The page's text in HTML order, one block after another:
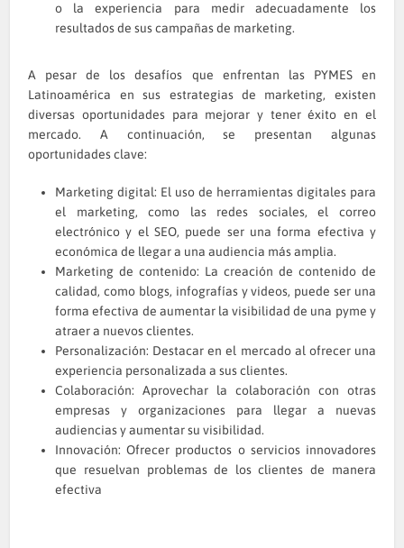
o la experiencia para medir adecuadamente los
resultados de sus campañas de marketing.
A pesar de los desafíos que enfrentan las PYMES en
Latinoamérica en sus estrategias de marketing, existen
diversas oportunidades para mejorar y tener éxito en el
mercado. A continuación, se presentan algunas
oportunidades clave:
Marketing digital: El uso de herramientas digitales para
el marketing, como las redes sociales, el correo
electrónico y el SEO, puede ser una forma efectiva y
económica de llegar a una audiencia más amplia.
Marketing de contenido: La creación de contenido de
calidad, como blogs, infografías y videos, puede ser una
forma efectiva de aumentar la visibilidad de una pyme y
atraer a nuevos clientes.
Personalización: Destacar en el mercado al ofrecer una
experiencia personalizada a sus clientes.
Colaboración: Aprovechar la colaboración con otras
empresas y organizaciones para llegar a nuevas
audiencias y aumentar su visibilidad.
Innovación: Ofrecer productos o servicios innovadores
que resuelvan problemas de los clientes de manera
efectiva